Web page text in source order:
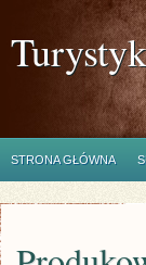
STRONA GŁÓWNA